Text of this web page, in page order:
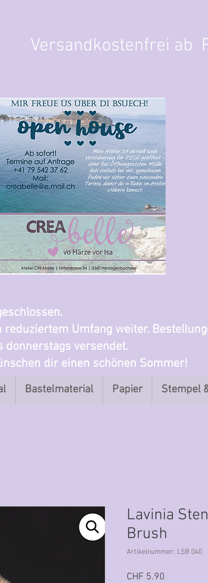
Versandkostenfrei ab
Umfang weiter.
donnerstags versendet.
dir einen schönen Sommer!
Bastelmaterial Papier Stempel
Lavinia
Brush
Artikelnummer: LSB 040
CHF 5.90